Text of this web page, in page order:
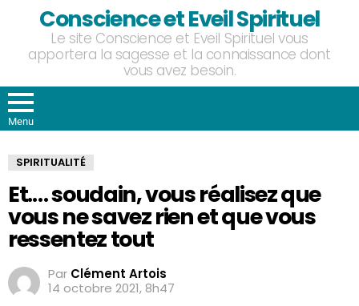
Conscience et Eveil Spirituel
Le site Conscience et Eveil Spirituel vous
apportera la sagesse et la connaissance dont
vous avez besoin.
Menu
SPIRITUALITÉ
Et.… soudain, vous réalisez que
vous ne savez rien et que vous
ressentez tout
Par Clément Artois
14 octobre 2021, 8h47